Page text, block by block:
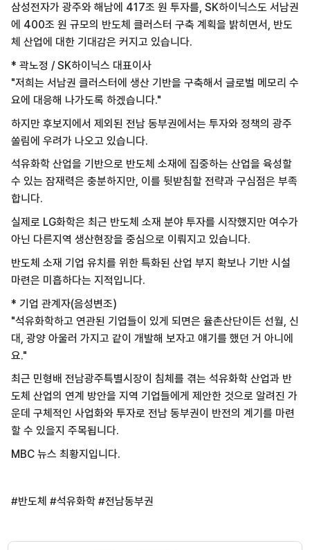
삼성전자가 광주와 해남에 417조 원 투자를, SK하이닉스도 서남권
에 400조 원 규모의 반도체 클러스터 구축 계획을 밝히면서, 반도
체 산업에 대한 기대감은 커지고 있습니다.
* 곽노정 / SK하이닉스 대표이사
"저희는 서남권 클러스터에 생산 기반을 구축해서 글로벌 메모리 수
요에 대응해 나가도록 하겠습니다."
하지만 후보지에서 제외된 전남 동부권에서는 투자와 정책의 광주
쏠림에 우려가 나오고 있습니다.
석유화학 산업을 기반으로 반도체 소재에 집중하는 산업을 육성할
수 있는 잠재력은 충분하지만, 이를 뒷받침할 전략과 구심점은 부족
합니다.
실제로 LG화학은 최근 반도체 소재 분야 투자를 시작했지만 여수가
아닌 다른지역 생산현장을 중심으로 이뤄지고 있습니다.
반도체 소재 기업 유치를 위한 특화된 산업 부지 확보나 기반 시설
마련은 미흡하다는 지적입니다.
* 기업 관계자(음성변조)
"석유화학하고 연관된 기업들이 있게 되면은 율촌산단이든 선월, 신
대, 광양 아울러 가지고 같이 개발해 보자고 얘기를 했던 거 아니에
요."
최근 민형배 전남광주특별시장이 침체를 겪는 석유화학 산업과 반
도체 산업의 연계 방안을 지역 기업들에게 제안한 것으로 알려진 가
운데 구체적인 사업화와 투자로 전남 동부권이 반전의 계기를 마련
할 수 있을지 주목됩니다.
MBC 뉴스 최황지입니다.
#반도체 #석유화학 #전남동부권